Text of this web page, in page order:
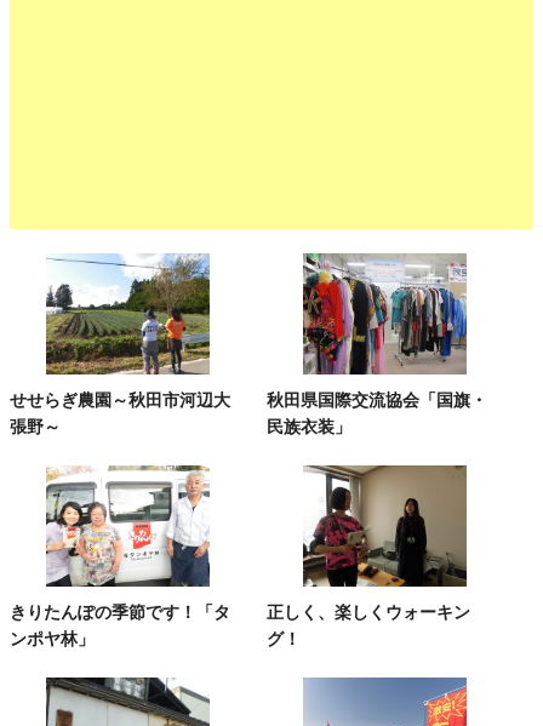
せせらぎ農園～秋田市河辺大
張野～
秋田県国際交流協会「国旗・
民族衣装」
きりたんぽの季節です！「タ
ンポヤ林」
正しく、楽しくウォーキン
グ！